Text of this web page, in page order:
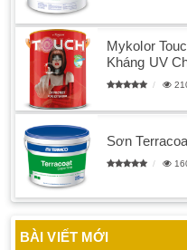
Mykolor
Kháng UV
Sơn
BÀI VIẾT MỚI